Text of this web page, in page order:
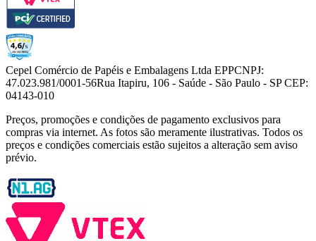
Cepel Comércio de Papéis e Embalagens Ltda EPPCNPJ:
47.023.981/0001-56Rua Itapiru, 106 - Saúde - São Paulo - SP CEP:
04143-010
Preços, promoções e condições de pagamento exclusivos para
compras via internet. As fotos são meramente ilustrativas. Todos os
preços e condições comerciais estão sujeitos a alteração sem aviso
prévio.